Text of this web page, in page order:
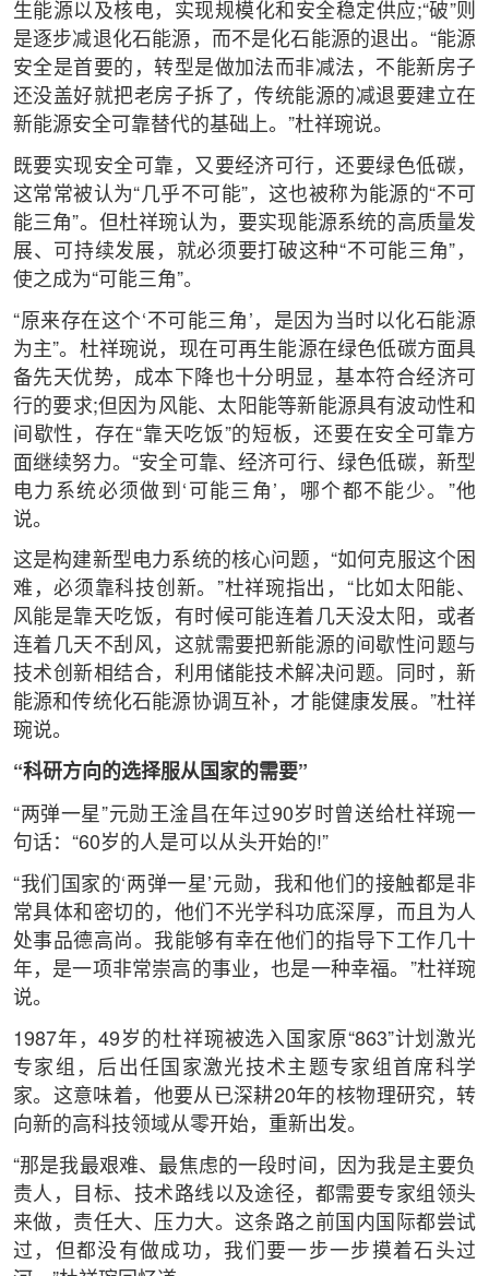
生能源以及核电，实现规模化和安全稳定供应;“破”则
是逐步减退化石能源，而不是化石能源的退出。“能源
安全是首要的，转型是做加法而非减法，不能新房子
还没盖好就把老房子拆了，传统能源的减退要建立在
新能源安全可靠替代的基础上。”杜祥琬说。
既要实现安全可靠，又要经济可行，还要绿色低碳，
这常常被认为“几乎不可能”，这也被称为能源的“不可
能三角”。但杜祥琬认为，要实现能源系统的高质量发
展、可持续发展，就必须要打破这种“不可能三角”，
使之成为“可能三角”。
“原来存在这个‘不可能三角’，是因为当时以化石能源
为主”。杜祥琬说，现在可再生能源在绿色低碳方面具
备先天优势，成本下降也十分明显，基本符合经济可
行的要求;但因为风能、太阳能等新能源具有波动性和
间歇性，存在“靠天吃饭”的短板，还要在安全可靠方
面继续努力。“安全可靠、经济可行、绿色低碳，新型
电力系统必须做到‘可能三角’，哪个都不能少。”他
说。
这是构建新型电力系统的核心问题，“如何克服这个困
难，必须靠科技创新。”杜祥琬指出，“比如太阳能、
风能是靠天吃饭，有时候可能连着几天没太阳，或者
连着几天不刮风，这就需要把新能源的间歇性问题与
技术创新相结合，利用储能技术解决问题。同时，新
能源和传统化石能源协调互补，才能健康发展。”杜祥
琬说。
“科研方向的选择服从国家的需要”
“两弹一星”元勋王淦昌在年过90岁时曾送给杜祥琬一
句话：“60岁的人是可以从头开始的!”
“我们国家的‘两弹一星’元勋，我和他们的接触都是非
常具体和密切的，他们不光学科功底深厚，而且为人
处事品德高尚。我能够有幸在他们的指导下工作几十
年，是一项非常崇高的事业，也是一种幸福。”杜祥琬
说。
1987年，49岁的杜祥琬被选入国家原“863”计划激光
专家组，后出任国家激光技术主题专家组首席科学
家。这意味着，他要从已深耕20年的核物理研究，转
向新的高科技领域从零开始，重新出发。
“那是我最艰难、最焦虑的一段时间，因为我是主要负
责人，目标、技术路线以及途径，都需要专家组领头
来做，责任大、压力大。这条路之前国内国际都尝试
过，但都没有做成功，我们要一步一步摸着石头过